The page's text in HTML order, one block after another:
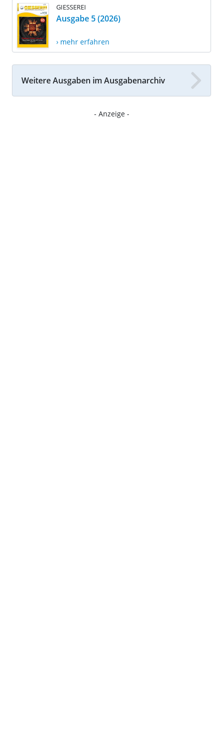
GIESSEREI
Ausgabe 5 (2026)
› mehr erfahren
Weitere Ausgaben im Ausgabenarchiv
- Anzeige -